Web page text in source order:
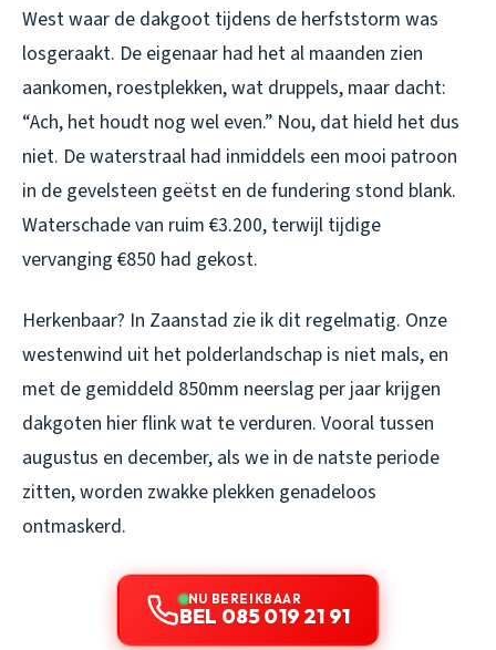
West waar de dakgoot tijdens de herfststorm was
losgeraakt. De eigenaar had het al maanden zien
aankomen, roestplekken, wat druppels, maar dacht:
“Ach, het houdt nog wel even.” Nou, dat hield het dus
niet. De waterstraal had inmiddels een mooi patroon
in de gevelsteen geëtst en de fundering stond blank.
Waterschade van ruim €3.200, terwijl tijdige
vervanging €850 had gekost.
Herkenbaar? In Zaanstad zie ik dit regelmatig. Onze
westenwind uit het polderlandschap is niet mals, en
met de gemiddeld 850mm neerslag per jaar krijgen
dakgoten hier flink wat te verduren. Vooral tussen
augustus en december, als we in de natste periode
zitten, worden zwakke plekken genadeloos
ontmaskerd.
NU BEREIKBAAR
BEL 085 019 21 91